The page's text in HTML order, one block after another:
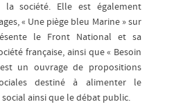
société. Elle est également
« Une piège bleu Marine » sur
le Front National et sa
française, ainsi que « Besoin
un ouvrage de propositions
destiné à alimenter le
ainsi que le débat public.